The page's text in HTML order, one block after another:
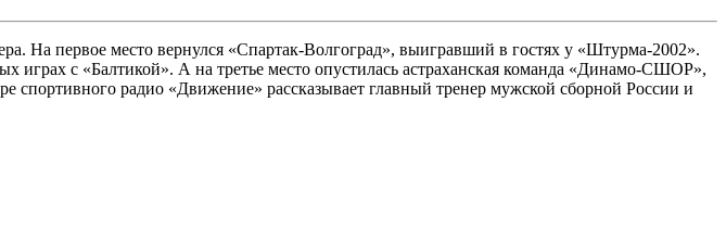
На первое место вернулся «Спартак-Волгоград», выигравший в гостях у «Штурма-2002».
с «Балтикой». А на третье место опустилась астраханская команда «Динамо-СШОР»,
спортивного радио «Движение» рассказывает главный тренер мужской сборной России и